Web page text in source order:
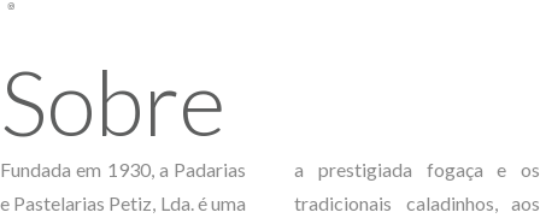
Sobre
Fundada em 1930, a Padarias
e Pastelarias Petiz, Lda. é uma
a prestigiada fogaça e os
tradicionais caladinhos, aos